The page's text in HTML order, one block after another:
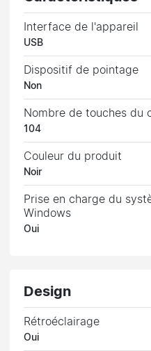
Interface de l'appareil
USB
Dispositif de pointage
Non
Nombre de touches du
104
Couleur du produit
Noir
Prise en charge du
Windows
Oui
Design
Rétroéclairage
Oui